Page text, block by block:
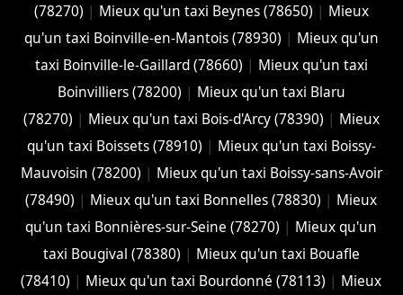
(78270) | Mieux qu'un taxi Beynes (78650) | Mieux
qu'un taxi Boinville-en-Mantois (78930) | Mieux qu'un
taxi Boinville-le-Gaillard (78660) | Mieux qu'un taxi
Boinvilliers (78200) | Mieux qu'un taxi Blaru
(78270) | Mieux qu'un taxi Bois-d'Arcy (78390) | Mieux
qu'un taxi Boissets (78910) | Mieux qu'un taxi Boissy-
Mauvoisin (78200) | Mieux qu'un taxi Boissy-sans-Avoir
(78490) | Mieux qu'un taxi Bonnelles (78830) | Mieux
qu'un taxi Bonnières-sur-Seine (78270) | Mieux qu'un
taxi Bougival (78380) | Mieux qu'un taxi Bouafle
(78410) | Mieux qu'un taxi Bourdonné (78113) | Mieux